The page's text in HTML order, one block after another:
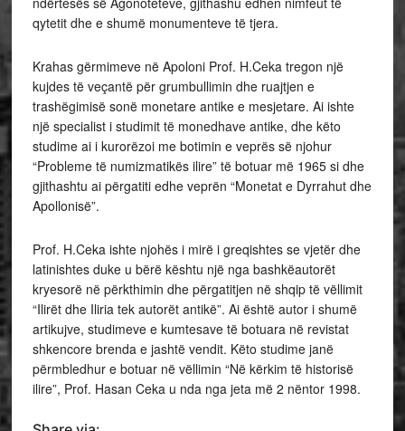
qytetit dhe e shumë monumenteve të tjera.
Krahas gërmimeve në Apoloni Prof. H.Ceka tregon një
kujdes të veçantë për grumbullimin dhe ruajtjen e
trashëgimisë sonë monetare antike e mesjetare. Ai ishte
një specialist i studimit të monedhave antike, dhe këto
studime ai i kurorëzoi me botimin e veprës së njohur
“Probleme të numizmatikës ilire” të botuar më 1965 si dhe
gjithashtu ai përgatiti edhe veprën “Monetat e Dyrrahut dhe
Apollonisë”.
Prof. H.Ceka ishte njohës i mirë i greqishtes se vjetër dhe
latinishtes duke u bërë kështu një nga bashkëautorët
kryesorë në përkthimin dhe përgatitjen në shqip të vëllimit
“Ilirët dhe Iliria tek autorët antikë”. Ai është autor i shumë
artikujve, studimeve e kumtesave të botuara në revistat
shkencore brenda e jashtë vendit. Këto studime janë
përmbledhur e botuar në vëllimin “Në kërkim të historisë
ilire”, Prof. Hasan Ceka u nda nga jeta më 2 nëntor 1998.